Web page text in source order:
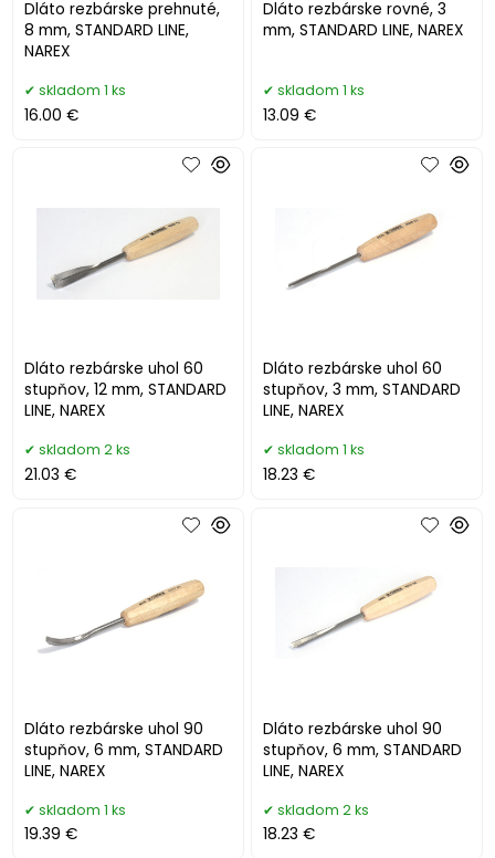
Dláto rezbárske prehnuté,
8 mm, STANDARD LINE,
NAREX
skladom 1 ks
16.00 €
Dláto rezbárske rovné, 3
mm, STANDARD LINE, NAREX
skladom 1 ks
13.09 €
Dláto rezbárske uhol 60
stupňov, 12 mm, STANDARD
LINE, NAREX
skladom 2 ks
21.03 €
Dláto rezbárske uhol 60
stupňov, 3 mm, STANDARD
LINE, NAREX
skladom 1 ks
18.23 €
Dláto rezbárske uhol 90
stupňov, 6 mm, STANDARD
LINE, NAREX
skladom 1 ks
19.39 €
Dláto rezbárske uhol 90
stupňov, 6 mm, STANDARD
LINE, NAREX
skladom 2 ks
18.23 €